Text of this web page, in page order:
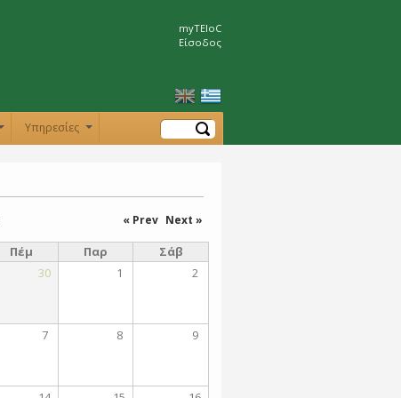
myTEIoC
Είσοδος
Υπηρεσίες Αναζήτηση
« Prev Next »
Πέμ Παρ
Σάβ
30 1 2
7 8 9